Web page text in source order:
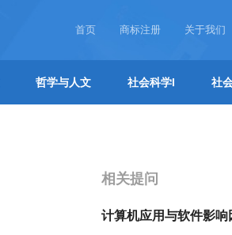
首页 商标注册 关于我们
哲学与人文 社会科学I 社
相关提问
计算机应用与软件影响